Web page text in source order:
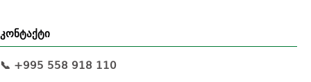
კონტაქტი
📞 +995 558 918 110